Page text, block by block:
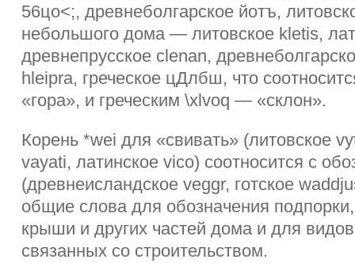
56цо<;, древнеболгарское йотъ,
небольшого дома — литовское kletis,
древнепрусское clenan,
hleipra, греческое цДлбш, что
«гора», и греческим \xlvoq — «склон».
Корень *wei для «свивать» (литовское
vayati, латинское vico) соотносится с
(древнеисландское veggr, готское
общие слова для обозначения
крыши и других частей дома и для
связанных со строительством.